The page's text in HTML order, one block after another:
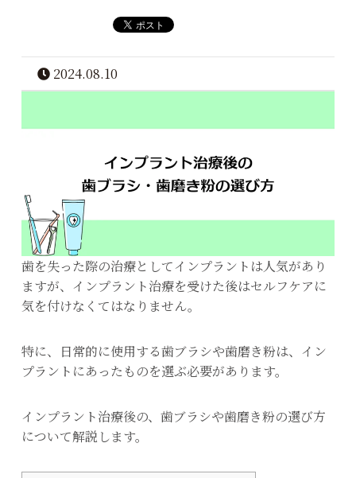
2024.08.10
歯を失った際の治療としてインプラントは人気があり
ますが、インプラント治療を受けた後はセルフケアに
気を付けなくてはなりません。
特に、日常的に使用する歯ブラシや歯磨き粉は、イン
プラントにあったものを選ぶ必要があります。
インプラント治療後の、歯ブラシや歯磨き粉の選び方
について解説します。